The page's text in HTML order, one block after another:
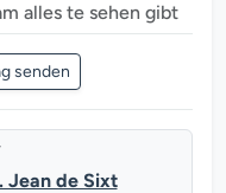
alles te sehen gibt
senden
Jean de Sixt